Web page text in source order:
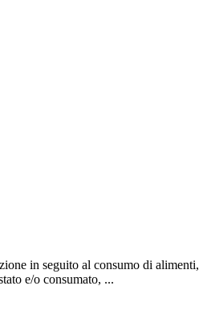
in seguito al consumo di alimenti,
e/o consumato, ...